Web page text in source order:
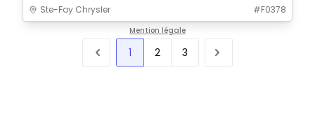
Ste-Foy Chrysler #F0378
Mention légale
1 2 3